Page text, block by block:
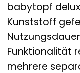
babytopf
Kunststoff
Funktionalität
mehrere